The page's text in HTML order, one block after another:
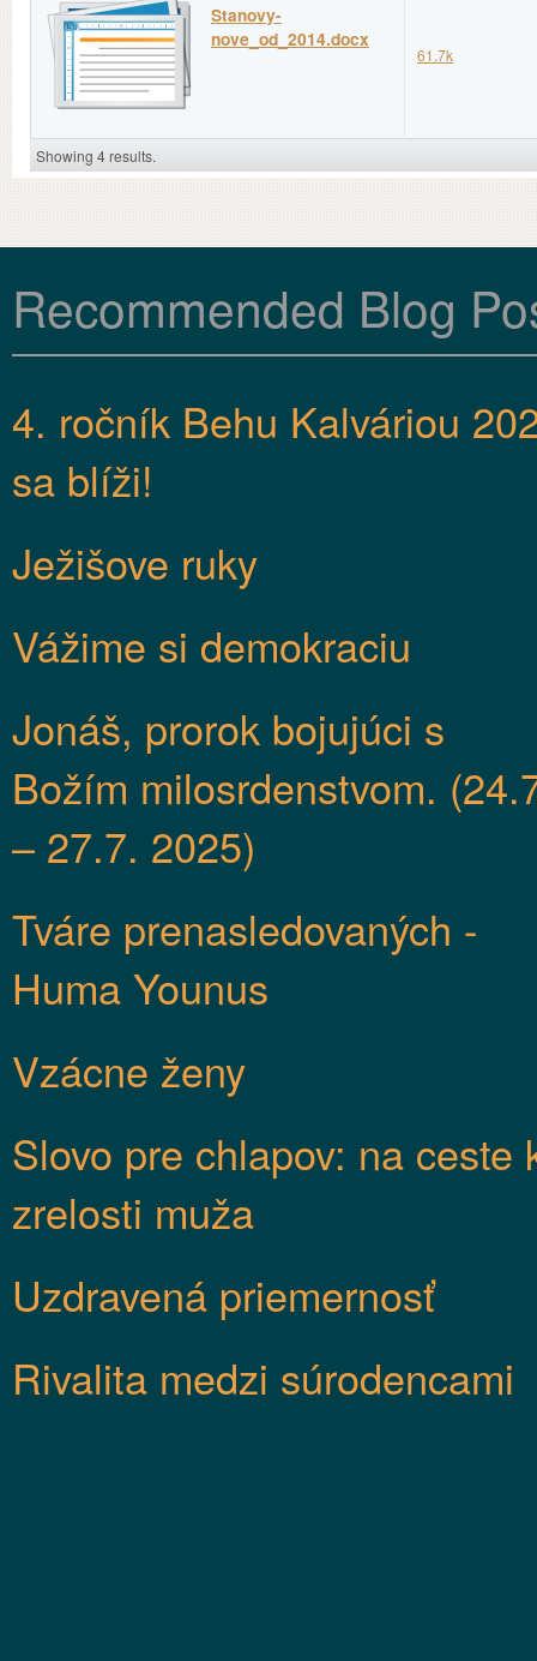
Stanovy-
nove_od_2014.docx
61.7k
Showing 4 results.
Recommended Blog
4. ročník Behu Kalváriou
sa blíži!
Ježišove ruky
Vážime si demokraciu
Jonáš, prorok bojujúci s
Božím milosrdenstvom.
– 27.7. 2025)
Tváre prenasledovaných -
Huma Younus
Vzácne ženy
Slovo pre chlapov: na ceste
zrelosti muža
Uzdravená priemernosť
Rivalita medzi súrodencami